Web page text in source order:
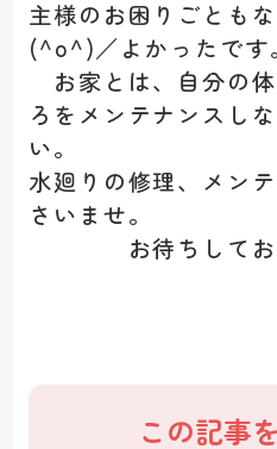
主様のお困りごとも
(^o^)／よかったです。
お家とは、自分の
ろをメンテナンスし
い。
水廻りの修理、メン
さいませ。
お待ちしてお
この記事